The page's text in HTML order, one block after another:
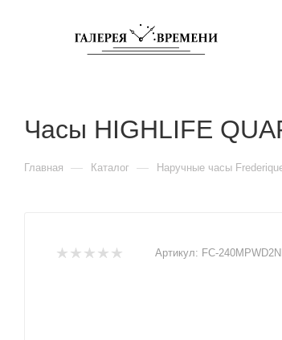
Часы HIGHLIFE
Главная — Каталог — Наручные часы
Артикул: FC-